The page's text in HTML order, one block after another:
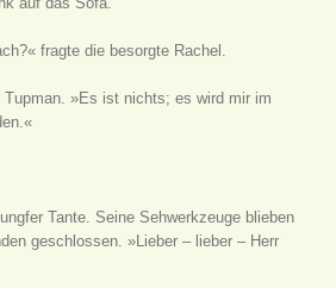
fragte die besorgte Rachel.
Tupman. »Es ist nichts; es wird mir im
Tante. Seine Sehwerkzeuge blieben
geschlossen. »Lieber – lieber – Herr